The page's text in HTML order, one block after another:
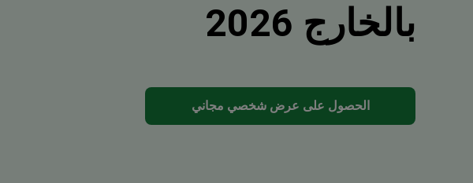
بالخارج 2026
الحصول على عرض شخصي مجاني